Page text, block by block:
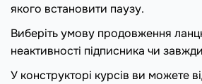
якого встановити паузу.
Виберіть умову продовження
неактивності підписника чи
У конструкторі курсів ви можете